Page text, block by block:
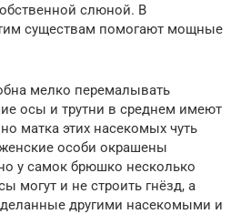
слюной. В
существам помогают мощные
мелко перемалывать
осы и трутни в среднем имеют
матка этих насекомых чуть
особи окрашены
у самок брюшко несколько
могут и не строить гнёзд, а
другими насекомыми и